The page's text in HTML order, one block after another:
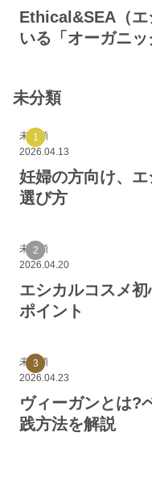
Ethical&SEA（エ
いる「オーガニッ
未分類
未分類
2026.04.13
妊婦の方向け、
選び方
未分類
2026.04.20
エシカルコスメ
ポイント
未分類
2026.04.23
ヴィーガンとは?
践方法を解説